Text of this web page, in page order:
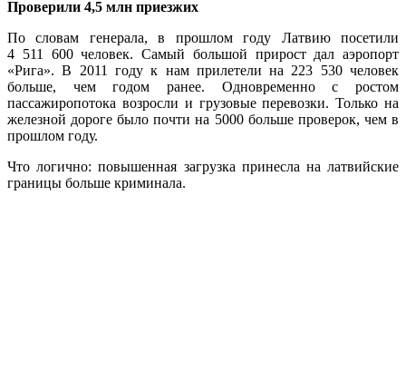
Проверили 4,5 млн приезжих
По словам генерала, в прошлом году Латвию посетили
4 511 600 человек. Самый большой прирост дал аэропорт
«Рига». В 2011 году к нам прилетели на 223 530 человек
больше, чем годом ранее. Одновременно с ростом
пассажиропотока возросли и грузовые перевозки. Только на
железной дороге было почти на 5000 больше проверок, чем в
прошлом году.
Что логично: повышенная загрузка принесла на латвийские
границы больше криминала.